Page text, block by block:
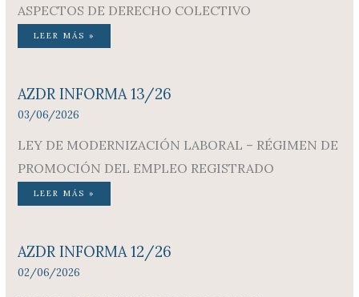
ASPECTOS DE DERECHO COLECTIVO
LEER MÁS »
AZDR INFORMA 13/26
03/06/2026
LEY DE MODERNIZACIÓN LABORAL – RÉGIMEN DE
PROMOCIÓN DEL EMPLEO REGISTRADO
LEER MÁS »
AZDR INFORMA 12/26
02/06/2026